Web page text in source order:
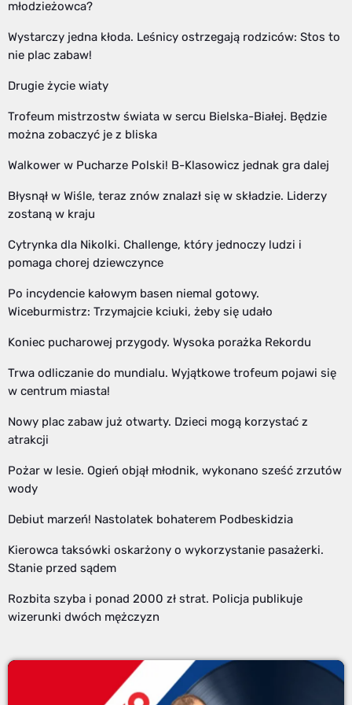
młodzieżowca?
Wystarczy jedna kłoda. Leśnicy ostrzegają rodziców: Stos to
nie plac zabaw!
Drugie życie wiaty
Trofeum mistrzostw świata w sercu Bielska-Białej. Będzie
można zobaczyć je z bliska
Walkower w Pucharze Polski! B-Klasowicz jednak gra dalej
Błysnął w Wiśle, teraz znów znalazł się w składzie. Liderzy
zostaną w kraju
Cytrynka dla Nikolki. Challenge, który jednoczy ludzi i
pomaga chorej dziewczynce
Po incydencie kałowym basen niemal gotowy.
Wiceburmistrz: Trzymajcie kciuki, żeby się udało
Koniec pucharowej przygody. Wysoka porażka Rekordu
Trwa odliczanie do mundialu. Wyjątkowe trofeum pojawi się
w centrum miasta!
Nowy plac zabaw już otwarty. Dzieci mogą korzystać z
atrakcji
Pożar w lesie. Ogień objął młodnik, wykonano sześć zrzutów
wody
Debiut marzeń! Nastolatek bohaterem Podbeskidzia
Kierowca taksówki oskarżony o wykorzystanie pasażerki.
Stanie przed sądem
Rozbita szyba i ponad 2000 zł strat. Policja publikuje
wizerunki dwóch mężczyzn